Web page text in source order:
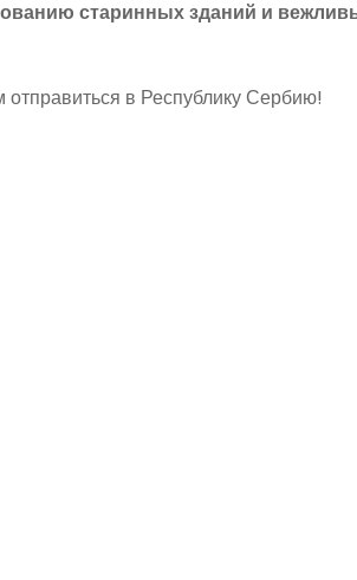
старинных зданий и
отправиться в Республику Сербию!